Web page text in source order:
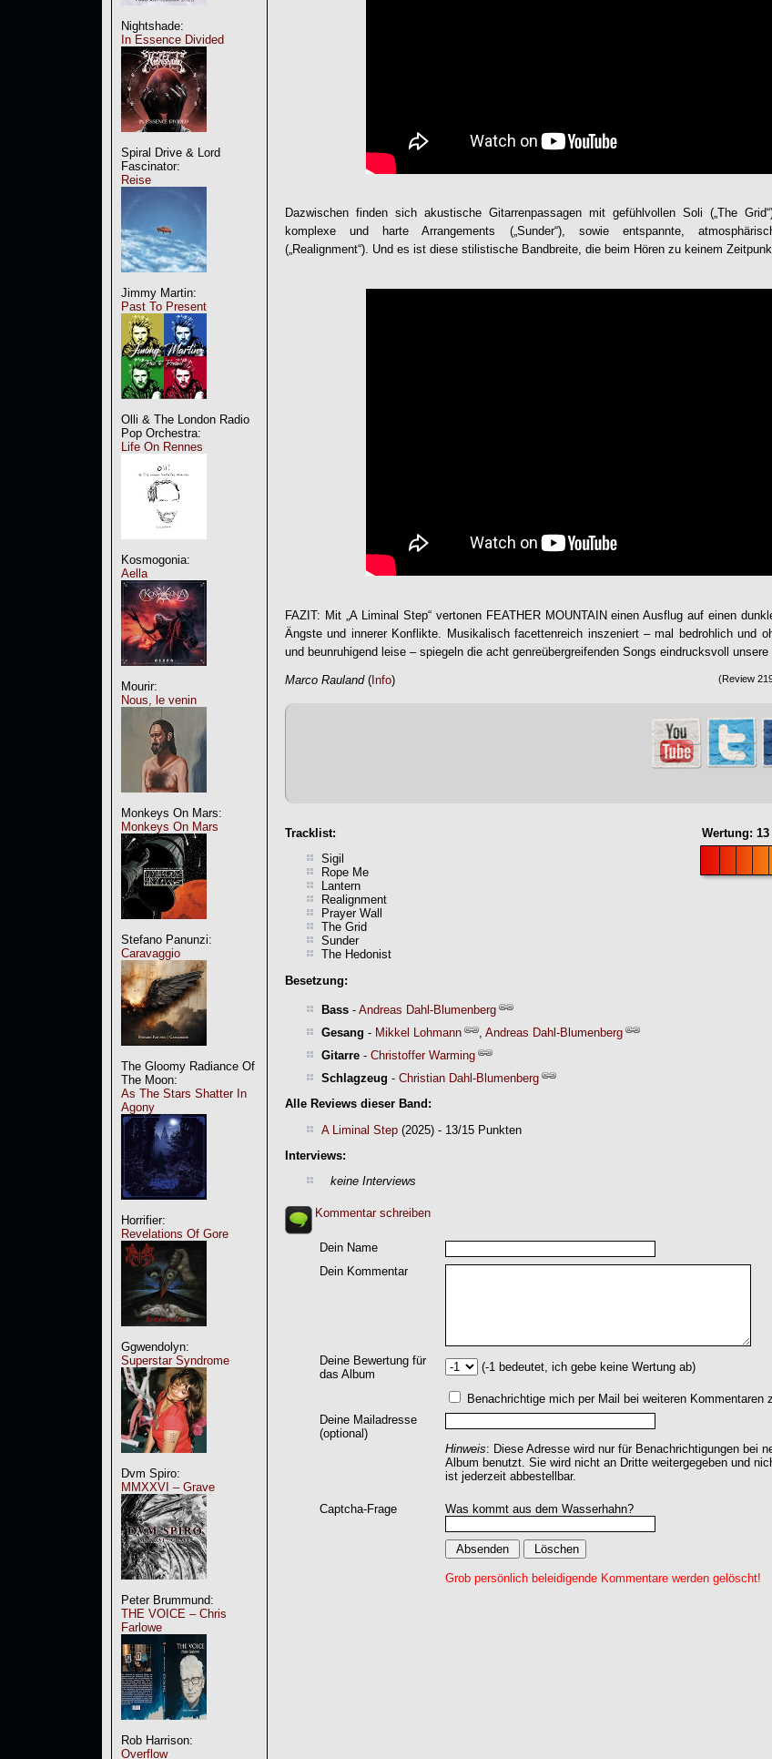
Nightshade:
In Essence Divided
Spiral Drive & Lord
Fascinator:
Reise
Jimmy Martin:
Past To Present
Olli & The London Radio
Pop Orchestra:
Life On Rennes
Kosmogonia:
Aella
Mourir:
Nous, le venin
Monkeys On Mars:
Monkeys On Mars
Stefano Panunzi:
Caravaggio
The Gloomy Radiance Of
The Moon:
As The Stars Shatter In
Agony
Horrifier:
Revelations Of Gore
Ggwendolyn:
Superstar Syndrome
Dvm Spiro:
MMXXVI – Grave
Peter Brummund:
THE VOICE – Chris
Farlowe
Rob Harrison:
Overflow
Dazwischen finden sich akustische Gitarrenpassagen mit gefühlvollen Soli („The
komplexe und harte Arrangements („Sunder“), sowie entspannte,
(„Realignment“). Und es ist diese stilistische Bandbreite, die beim Hören zu keinem
FAZIT: Mit „ A Liminal Step“ vertonen FEATHER MOUNTAINeinen Ausflug auf einen
Ängste und innerer Konflikte. Musikalisch facettenreich inszeniert – mal bedrohlich und
und beunruhigend leise – spiegeln die acht genreübergreifenden Songs eindrucksvoll unsere
Marco Rauland( Info) (Review
Wertung: 13
Tracklist:
Sigil
Rope Me
Lantern
Realignment
Prayer Wall
The Grid
Sunder
The Hedonist
Besetzung:
Bass - Andreas Dahl-Blumenberg
Gesang - Mikkel Lohmann
Andreas Dahl-Blumenberg
Gitarre - Christoffer Warming
Schlagzeug - Christian Dahl-Blumenberg
Alle Reviews dieser Band:
A Liminal Step (2025) - 13/15 Punkten
Interviews:
keine Interviews
Kommentar schreiben
Dein Name
Dein Kommentar
Deine Bewertung für
das Album
(-1 bedeutet, ich gebe keine Wertung ab)
Benachrichtige mich per Mail bei weiteren Kommentaren
Deine Mailadresse
(optional)
Hinweis: Diese Adresse wird nur für Benachrichtigungen bei
Album benutzt. Sie wird nicht an Dritte weitergegeben und
ist jederzeit abbestellbar.
Captcha-Frage Was kommt aus dem Wasserhahn?
Grob persönlich beleidigende Kommentare werden gelöscht!